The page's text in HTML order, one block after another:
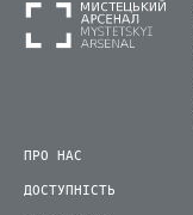
ПРО НАС
ДОСТУПНІСТЬ